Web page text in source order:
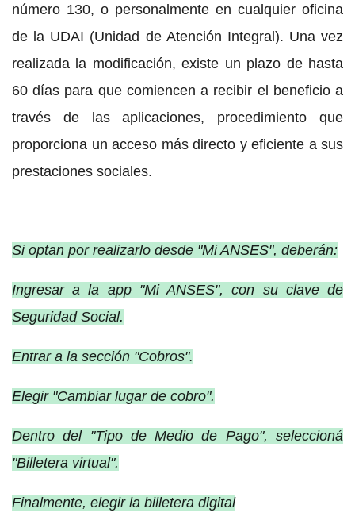
número 130, o personalmente en cualquier oficina
de la UDAI (Unidad de Atención Integral). Una vez
realizada la modificación, existe un plazo de hasta
60 días para que comiencen a recibir el beneficio a
través de las aplicaciones, procedimiento que
proporciona un acceso más directo y eficiente a sus
prestaciones sociales.
Si optan por realizarlo desde "Mi ANSES", deberán:
Ingresar a la app "Mi ANSES", con su clave de
Seguridad Social.
Entrar a la sección "Cobros".
Elegir "Cambiar lugar de cobro".
Dentro del "Tipo de Medio de Pago", seleccioná
"Billetera virtual".
Finalmente, elegir la billetera digital